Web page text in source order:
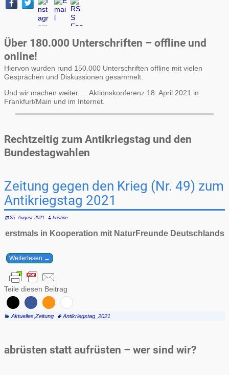
Über 180.000 Unterschriften – offline und
online!
Hiervon wurden rund 150.000 Unterschriften offline mit vielen
Gesprächen und Diskussionen gesammelt.
Und wir machen weiter … Aktionskonferenz 18. April 2021 in
Frankfurt/Main und im Internet.
Rechtzeitig zum Antikriegstag und den
Bundestagwahlen
Zeitung gegen den Krieg (Nr. 49) zum
Antikriegstag 2021
25. August 2021 kristine
erstmals in Kooperation mit NaturFreunde Deutschlands
Weiterlesen →
Teile diesen Beitrag
Aktuelles, Zeitung Antikriegstag_2021
abrüsten statt aufrüsten – wer sind wir?